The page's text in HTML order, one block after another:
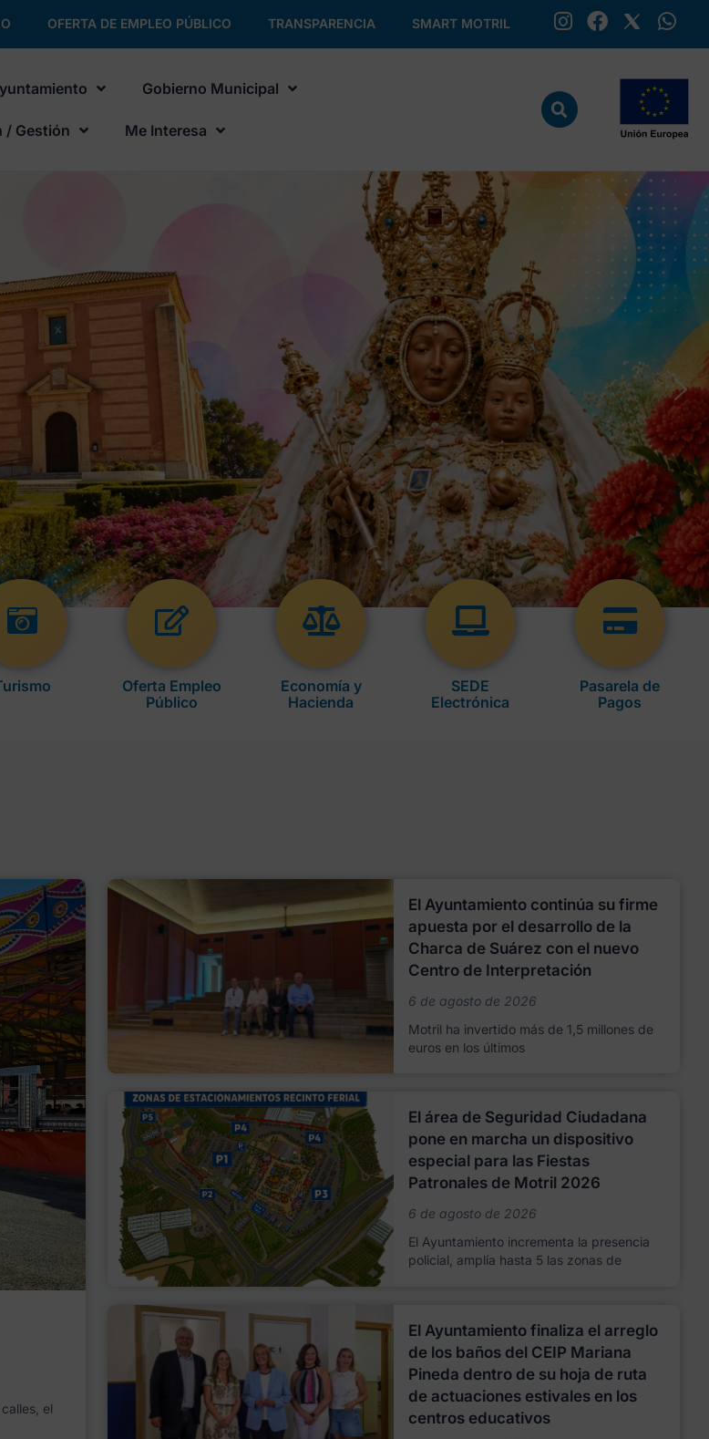
OFERTA DE EMPLEO PÚBLICO TRANSPARENCIA SMART MOTRIL
Gobierno Municipal
/ Gestión Me Interesa
Oferta Empleo
Público
Economía y
Hacienda
SEDE
Electrónica
Pasarela de
Pagos
el
El Ayuntamiento continúa su firme
apuesta por el desarrollo de la
Charca de Suárez con el nuevo
Centro de Interpretación
6 de agosto de 2026
Motril ha invertido más de 1,5 millones de
euros en los últimos
El área de Seguridad Ciudadana
pone en marcha un dispositivo
especial para las Fiestas
Patronales de Motril 2026
6 de agosto de 2026
El Ayuntamiento incrementa la presencia
policial, amplía hasta 5 las zonas de
El Ayuntamiento finaliza el arreglo
de los baños del CEIP Mariana
Pineda dentro de su hoja de ruta
de actuaciones estivales en los
centros educativos